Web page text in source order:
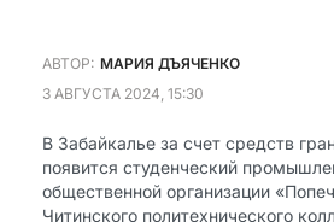
АВТОР: МАРИЯ ДЪЯЧЕНКО
3 АВГУСТА 2024, 15:30
В Забайкалье за счет средств
появится студенческий
общественной организации
Читинского политехнического